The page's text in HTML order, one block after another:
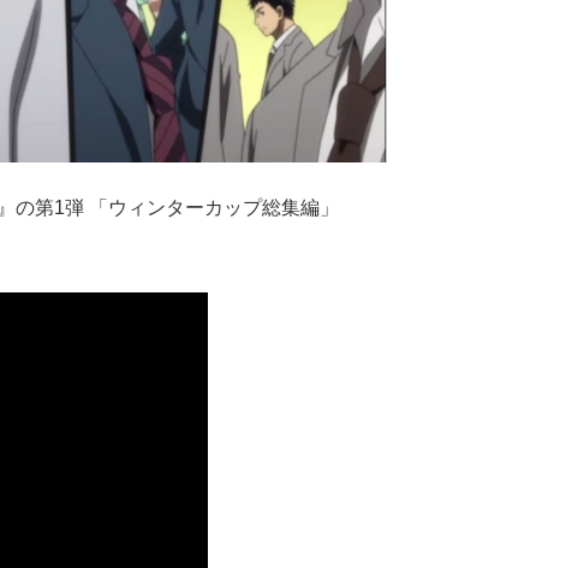
』の第1弾 「ウィンターカップ総集編」